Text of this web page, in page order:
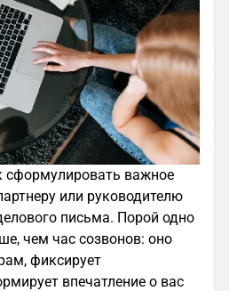
сформулировать важное
или руководителю
письма. Порой одно
чем час созвонов: оно
фиксирует
впечатление о вас